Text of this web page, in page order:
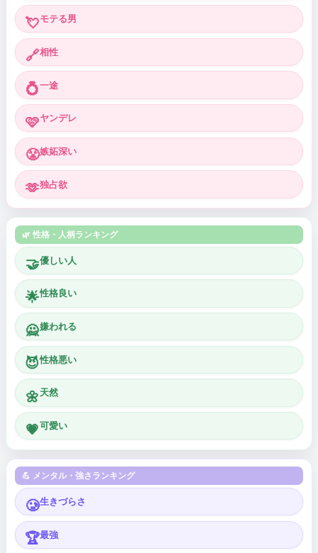
💘モテる男
🔗相性
💍一途
🩷ヤンデレ
😤嫉妬深い
🫶独占欲
🌿 性格・人柄ランキング
🤝優しい人
🌟性格良い
🙅嫌われる
😈性格悪い
🌼 天然
💗可愛い
💪 メンタル・強さランキング
🥲生きづらさ
🏆最強